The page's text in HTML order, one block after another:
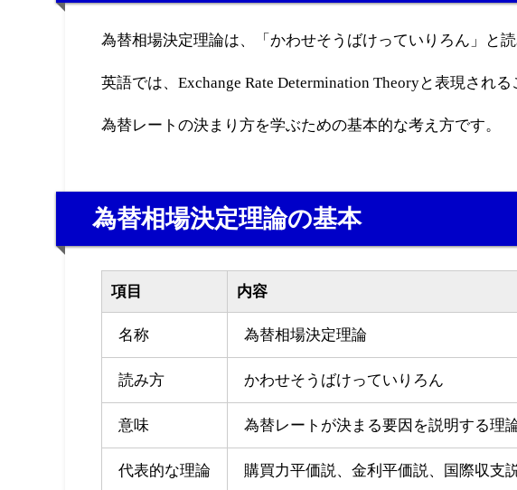
為替相場決定理論は、「かわせそうばけっていりろん」と読
英語では、Exchange Rate Determination Theoryと表現される
為替レートの決まり方を学ぶための基本的な考え方です。
為替相場決定理論の基本
項目 内容
名称 為替相場決定理論
読み方 かわせそうばけっていりろん
意味 為替レートが決まる要因を説明する理
代表的な理論 購買力平価説、金利平価説、国際収支